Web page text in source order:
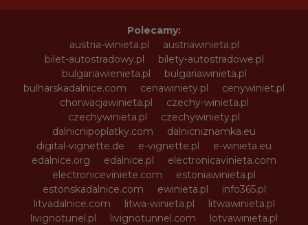
Polecamy:
austria-winieta.pl
austriawinieta.pl
bilet-autostradowy.pl
bilety-autostradowe.pl
bulgariawienieta.pl
bulgariawinieta.pl
bulharskadalnice.com
cenawiniety.pl
cenywiniet.pl
chorwacjawinieta.pl
czechy-winieta.pl
czechywinieta.pl
czechywiniety.pl
dalnicnipoplatky.com
dalnicniznamka.eu
digital-vignette.de
e-vignette.pl
e-winieta.eu
edalnice.org
edalnice.pl
electronicavinieta.com
electroniceviniete.com
estoniawinieta.pl
estonskadalnice.com
ewinieta.pl
info365.pl
litvadalnice.com
litwa-winieta.pl
litwawinieta.pl
livignotunel.pl
livignotunnel.com
lotvawinieta.pl